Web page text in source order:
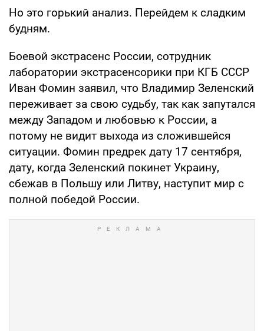
Но это горький анализ. Перейдем к сладким
будням.
Боевой экстрасенс России, сотрудник
лаборатории экстрасенсорики при КГБ СССР
Иван Фомин заявил, что Владимир Зеленский
переживает за свою судьбу, так как запутался
между Западом и любовью к России, а
потому не видит выхода из сложившейся
ситуации. Фомин предрек дату 17 сентября,
дату, когда Зеленский покинет Украину,
сбежав в Польшу или Литву, наступит мир с
полной победой России.